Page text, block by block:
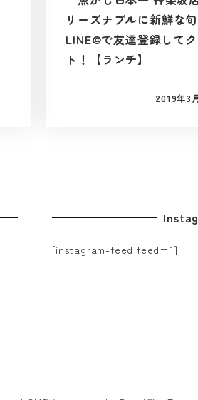
リーズナブルに新鮮な
LINE@で友達登録して
ト！【ランチ】
投稿日
2019年3
[instagram-feed feed=1]